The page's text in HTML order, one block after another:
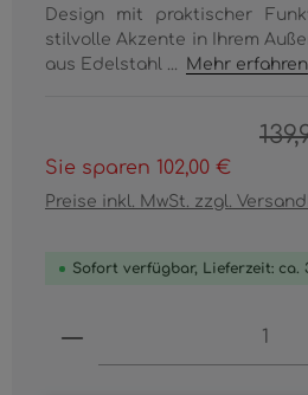
Design mit praktischer
stilvolle Akzente in Ihrem
aus Edelstahl ...
Mehr erfahren
Sie sparen 102,00 €
Preise inkl. MwSt. zzgl.
Sofort verfügbar, Lieferzeit: ca.
Produkt Anzahl: